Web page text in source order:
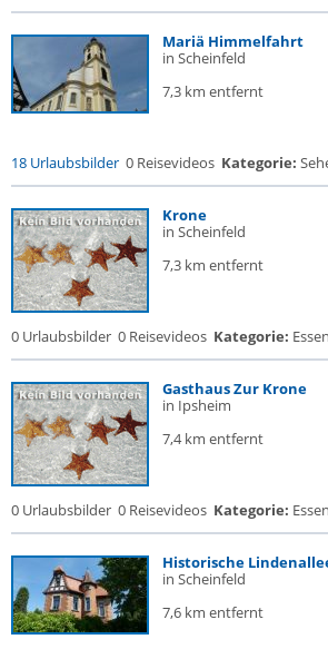
Mariä Himmelfahrt
in Scheinfeld
7,3 km entfernt
18 Urlaubsbilder 0 Reisevideos Kategorie:
Krone
in Scheinfeld
7,3 km entfernt
0 Urlaubsbilder 0 Reisevideos Kategorie:
Gasthaus Zur Krone
in Ipsheim
7,4 km entfernt
0 Urlaubsbilder 0 Reisevideos Kategorie:
Historische
in Scheinfeld
7,6 km entfernt